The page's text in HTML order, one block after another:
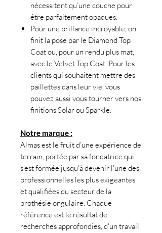
nécessitent qu’une couche pour
être parfaitement opaques.
Pour une brillance incroyable, on
finit la pose par le Diamond Top
Coat ou, pour un rendu plus mat,
avec le Velvet Top Coat. Pour les
clients qui souhaitent mettre des
paillettes dans leur vie, vous
pouvez aussi vous tourner vers nos
finitions Solar ou Sparkle.
Notre marque :
Almas est le fruit d’une expérience de
terrain, portée par sa fondatrice qui
s'est formée jusqu'à devenir l'une des
professionnelles les plus exigeantes
et qualifiées du secteur de la
prothésie ongulaire. Chaque
référence est le résultat de
recherches approfondies, d'un travail